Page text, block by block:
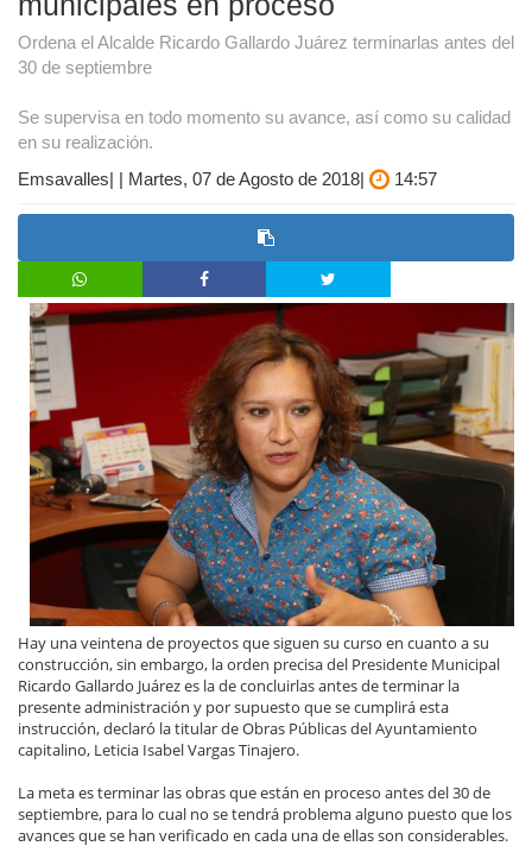
Ordena el Alcalde Ricardo Gallardo Juárez terminarlas antes del
30 de septiembre
Se supervisa en todo momento su avance, así como su calidad
en su realización.
Emsavalles| | Martes, 07 de Agosto de 2018|
14:57
Hay una veintena de proyectos que siguen su curso en cuanto a su
construcción, sin embargo, la orden precisa del Presidente Municipal
Ricardo Gallardo Juárez es la de concluirlas antes de terminar la
presente administración y por supuesto que se cumplirá esta
instrucción, declaró la titular de Obras Públicas del Ayuntamiento
capitalino, Leticia Isabel Vargas Tinajero.
La meta es terminar las obras que están en proceso antes del 30 de
septiembre, para lo cual no se tendrá problema alguno puesto que los
avances que se han verificado en cada una de ellas son considerables.